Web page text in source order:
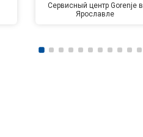
Сервисный центр Gorenje в
Ярославле